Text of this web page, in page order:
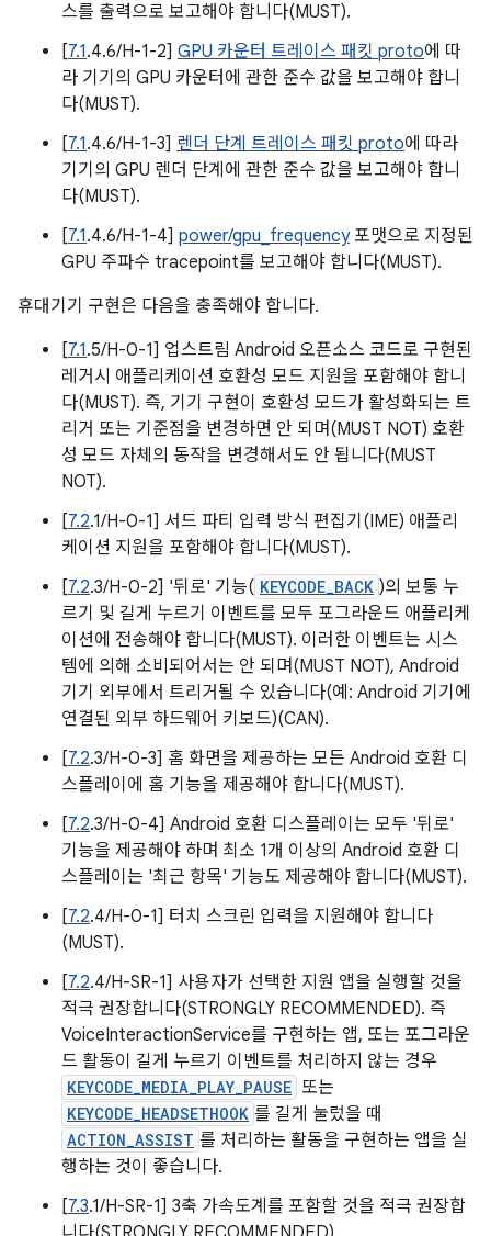
스를 출력으로 보고해야 합니다(MUST).
[7.1.4.6/H-1-2] GPU 카운터 트레이스 패킷 proto에 따
라 기기의 GPU 카운터에 관한 준수 값을 보고해야 합니
다(MUST).
[7.1.4.6/H-1-3] 렌더 단계 트레이스 패킷 proto에 따라
기기의 GPU 렌더 단계에 관한 준수 값을 보고해야 합니
다(MUST).
[7.1.4.6/H-1-4] power/gpu_frequency포맷으로 지정된
GPU 주파수 tracepoint를 보고해야 합니다(MUST).
휴대기기 구현은 다음을 충족해야 합니다.
[7.1.5/H-0-1] 업스트림 Android 오픈소스 코드로 구현된
레거시 애플리케이션 호환성 모드 지원을 포함해야 합니
다(MUST). 즉, 기기 구현이 호환성 모드가 활성화되는 트
리거 또는 기준점을 변경하면 안 되며(MUST NOT) 호환
성 모드 자체의 동작을 변경해서도 안 됩니다(MUST
NOT).
[7.2.1/H-0-1] 서드 파티 입력 방식 편집기(IME) 애플리
케이션 지원을 포함해야 합니다(MUST).
[7.2.3/H-0-2] '뒤로' 기능( KEYCODE_BACK )의 보통 누
르기 및 길게 누르기 이벤트를 모두 포그라운드 애플리케
이션에 전송해야 합니다(MUST). 이러한 이벤트는 시스
템에 의해 소비되어서는 안 되며(MUST NOT), Android
기기 외부에서 트리거될 수 있습니다(예: Android 기기에
연결된 외부 하드웨어 키보드)(CAN).
[7.2.3/H-0-3] 홈 화면을 제공하는 모든 Android 호환 디
스플레이에 홈 기능을 제공해야 합니다(MUST).
[7.2.3/H-0-4] Android 호환 디스플레이는 모두 '뒤로'
기능을 제공해야 하며 최소 1개 이상의 Android 호환 디
스플레이는 '최근 항목' 기능도 제공해야 합니다(MUST).
[7.2.4/H-0-1] 터치 스크린 입력을 지원해야 합니다
(MUST).
[7.2.4/H-SR-1] 사용자가 선택한 지원 앱을 실행할 것을
적극 권장합니다(STRONGLY RECOMMENDED). 즉
VoiceInteractionService를 구현하는 앱, 또는 포그라운
드 활동이 길게 누르기 이벤트를 처리하지 않는 경우
KEYCODE_MEDIA_PLAY_PAUSE 또는
KEYCODE_HEADSETHOOK 를 길게 눌렀을 때
ACTION_ASSIST 를 처리하는 활동을 구현하는 앱을 실
행하는 것이 좋습니다.
[7.3.1/H-SR-1] 3축 가속도계를 포함할 것을 적극 권장합